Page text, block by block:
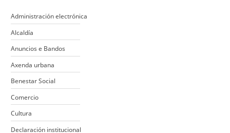
Administración electrónica
Alcaldía
Anuncios e Bandos
Axenda urbana
Benestar Social
Comercio
Cultura
Declaración institucional